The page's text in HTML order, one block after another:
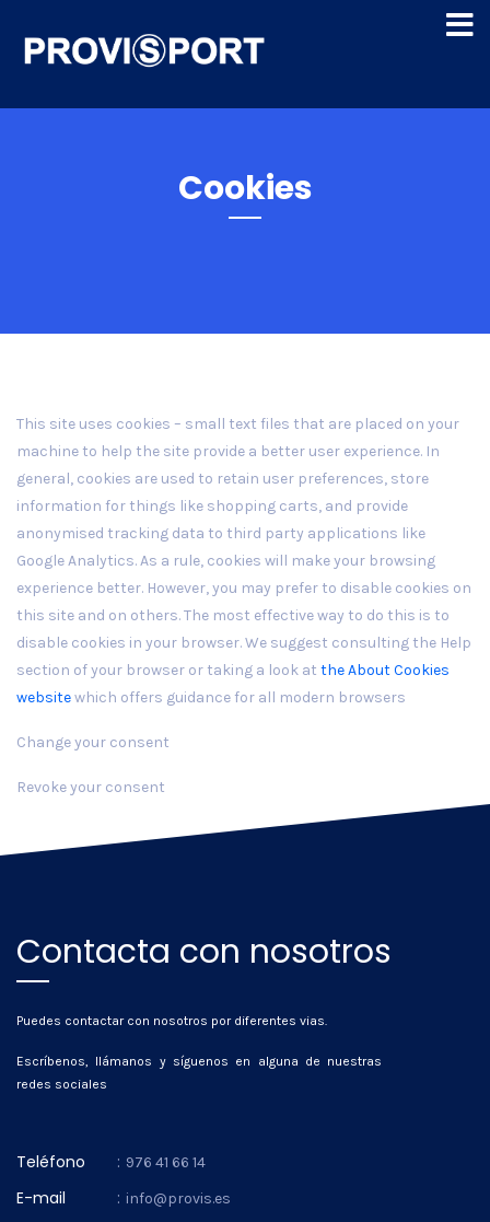
Cookies
This site uses cookies – small text files that are placed on your
machine to help the site provide a better user experience. In
general, cookies are used to retain user preferences, store
information for things like shopping carts, and provide
anonymised tracking data to third party applications like
Google Analytics. As a rule, cookies will make your browsing
experience better. However, you may prefer to disable cookies on
this site and on others. The most effective way to do this is to
disable cookies in your browser. We suggest consulting the Help
section of your browser or taking a look at the About Cookies
websitewhich offers guidance for all modern browsers
Change your consent
Revoke your consent
Contacta con nosotros
Puedes contactar con nosotros por diferentes vias.
Escríbenos, llámanos y síguenos en alguna de nuestras
redes sociales
Teléfono : 976 41 66 14
E-mail : info@provis.es